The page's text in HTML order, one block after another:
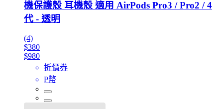
機保護殼 耳機殼 適用 AirPods Pro3 / Pro2 / 4
代 - 透明
(4)
$380
$980
折價券
P幣